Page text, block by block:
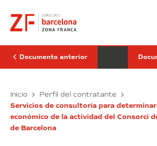
contenido
la
enajenación
del
parcelas
en
Sectores
10
14
de
Documento anterior
Inicio Perfil del contratante
Servicios de consultoría para
económico de la actividad del Consorci
de Barcelona
para
la
enajenación
del
para